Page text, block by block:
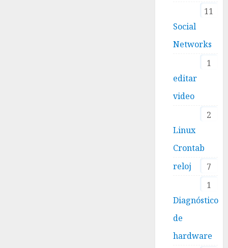
11
Social
Networks
1
editar
video
2
Linux
Crontab
7
reloj
1
Diagnóstico
de
hardware